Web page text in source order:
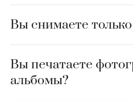
Вы снимаете
Вы печатаете
альбомы?